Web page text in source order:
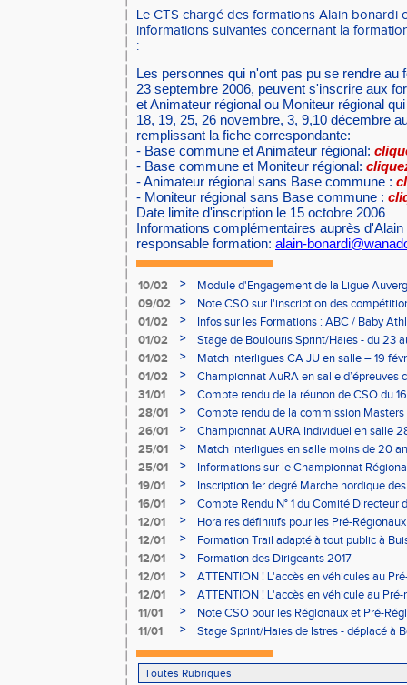
Le CTS chargé des formations Alain bonardi
informations suivantes concernant la
:
Les personnes qui n'ont pas pu se rendre au
23 septembre 2006, peuvent s'inscrire aux
et Animateur régional ou Moniteur régional
18, 19, 25, 26 novembre, 3, 9,10 décembre
remplissant la fiche correspondante:
- Base commune et Animateur régional:
- Base commune et Moniteur régional:
- Animateur régional sans Base commune :
- Moniteur régional sans Base commune :
Date limite d'inscription le 15 octobre 2006
Informations complémentaires auprès
responsable formation: alain-
10/02 >
Module d'Engagement de la Ligue
09/02
>
Note CSO sur l'inscription des
01/02
>
Infos sur les Formations : ABC / Baby
01/02
>
Stage de Boulouris Sprint/Haies - du 23
01/02
>
Match interligues CA JU en salle – 19
01/02
>
Championnat AuRA en salle d’épreuves
- le 12 février
31/01 >
Compte rendu de la réunon de CSO du
28/01
>
Compte rendu de la commission
à Bourgoin
26/01 >
Championnat AURA Individuel en salle
25/01
>
Match interligues en salle moins de 20
25/01
>
Informations sur le Championnat
05/02
19/01 >
Inscription 1er degré Marche nordique
03/02 (sous condition)
16/01 >
Compte Rendu N° 1 du Comité Directeur
12/01
>
Horaires définitifs pour les Pré-
Aubière
12/01 >
Formation Trail adapté à tout public à
12/01
>
Formation des Dirigeants 2017
12/01
>
ATTENTION ! L'accès en véhicules au
Bains sera réglementé
12/01 >
ATTENTION ! L'accès en véhicule au
Bains sera réglementé
11/01 >
Note CSO pour les Régionaux et Pré-
11/01
> Stage Sprint/Haies de Istres - déplacé à